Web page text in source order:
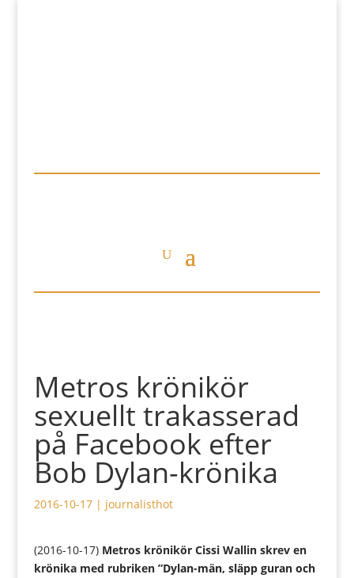
Metros krönikör
sexuellt trakasserad
på Facebook efter
Bob Dylan-krönika
2016-10-17| journalisthot
(2016-10-17)Metros krönikör Cissi Wallin skrev en
krönika med rubriken ”Dylan-män, släpp guran och